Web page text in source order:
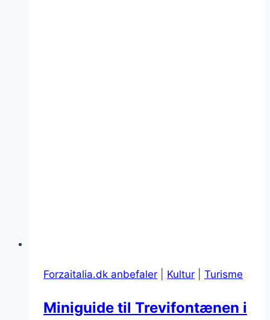
Forzaitalia.dk anbefaler Kultur Turisme
Miniguide til Trevifontænen i